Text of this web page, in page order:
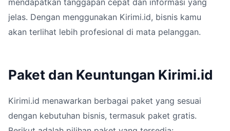
mendapatkan tanggapan cepat dan informasi yang
jelas. Dengan menggunakan Kirimi.id, bisnis kamu
akan terlihat lebih profesional di mata pelanggan.
Paket dan Keuntungan Kirimi.id
Kirimi.id menawarkan berbagai paket yang sesuai
dengan kebutuhan bisnis, termasuk paket gratis.